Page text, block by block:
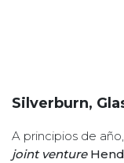
Silverburn,
A principios de
joint venture